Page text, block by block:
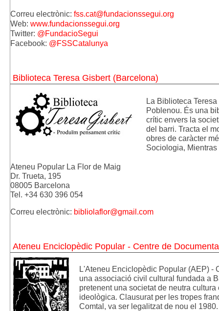
Correu electrònic: fss.cat@fundacionssegui.org
Web: www.fundacionssegui.org
Twitter: @FundacioSegui
Facebook: @FSSCatalunya
Biblioteca Teresa Gisbert (Barcelona)
La Biblioteca
Poblenou. És una
crític envers la
del barri. Tracta el
obres de caràcter
Sociologia, Mientras
Ateneu Popular La Flor de Maig
Dr. Trueta, 195
08005 Barcelona
Tel. +34 630 396 054
Correu electrònic: bibliolaflor@gmail.com
Ateneu Enciclopèdic Popular - Centre de
L'Ateneu Enciclopèdic Popular (AEP) -
una associació civil cultural fundada a
pretenent una societat de neutra
ideològica. Clausurat per les tropes
Comtal, va ser legalitzat de nou el